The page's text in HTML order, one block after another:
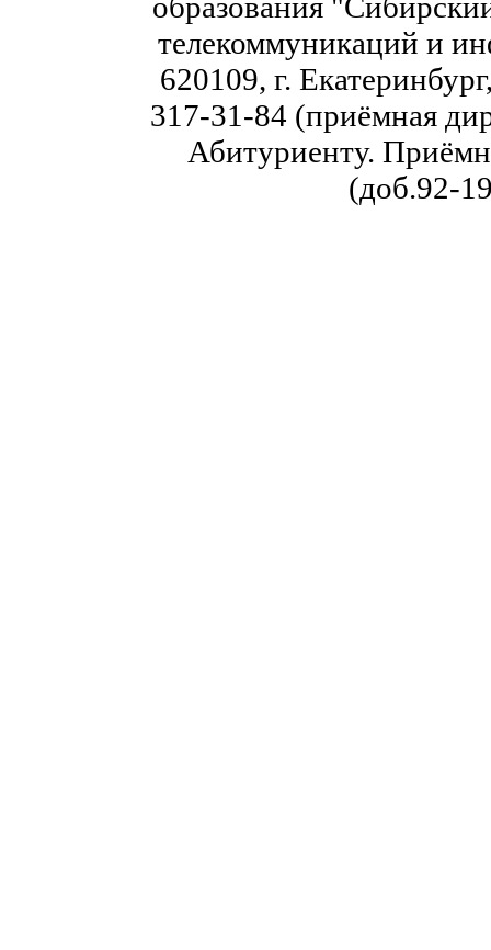
образования
телекоммуникаций и
620109, г.
317-31-84 (приёмная
Абитуриенту.
(доб.92-